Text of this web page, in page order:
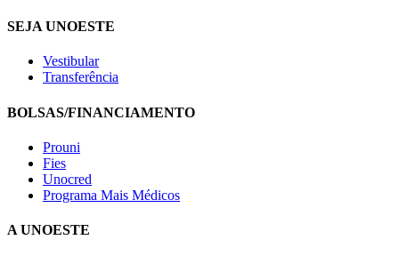
SEJA UNOESTE
Vestibular
Transferência
BOLSAS/FINANCIAMENTO
Prouni
Fies
Unocred
Programa Mais Médicos
A UNOESTE